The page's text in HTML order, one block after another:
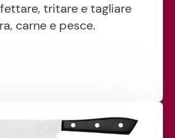
tritare e tagliare
carne e pesce.